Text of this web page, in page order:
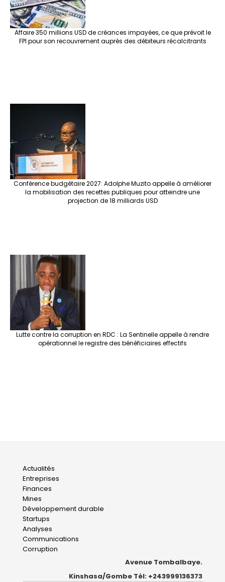
Affaire 350 millions USD de créances impayées, ce que prévoit le
FPI pour son recouvrement auprès des débiteurs récalcitrants
Conférence budgétaire 2027: Adolphe Muzito appelle à améliorer
la mobilisation des recettes publiques pour atteindre une
projection de 18 milliards USD
Lutte contre la corruption en RDC : La Sentinelle appelle à rendre
opérationnel le registre des bénéficiaires effectifs
Main
navigation
Actualités
Entreprises
Finances
Mines
Développement durable
Startups
Analyses
Communications
Corruption
Avenue Tombalbaye.
Kinshasa/Gombe Tél: +243999136373